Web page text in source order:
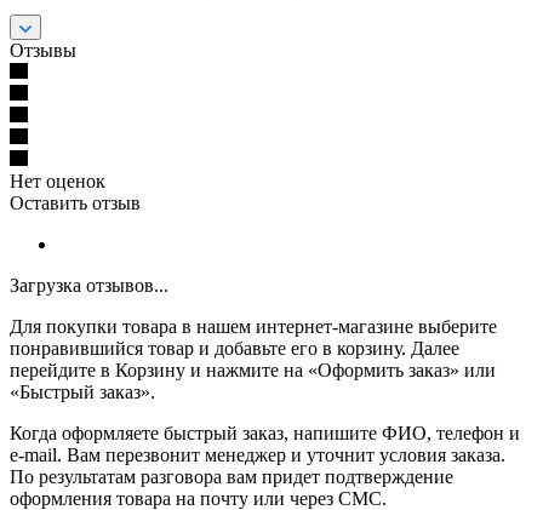
Отзывы
Нет оценок
Оставить отзыв
Загрузка отзывов...
Для покупки товара в нашем интернет-магазине выберите
понравившийся товар и добавьте его в корзину. Далее
перейдите в Корзину и нажмите на «Оформить заказ» или
«Быстрый заказ».
Когда оформляете быстрый заказ, напишите ФИО, телефон и
e-mail. Вам перезвонит менеджер и уточнит условия заказа.
По результатам разговора вам придет подтверждение
оформления товара на почту или через СМС.